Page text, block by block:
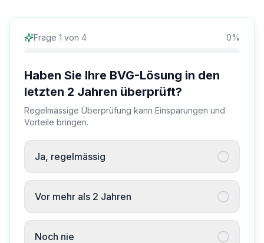
Frage 1 von 4 0%
Haben Sie Ihre BVG-Lösung in den
letzten 2 Jahren überprüft?
Regelmässige Überprüfung kann Einsparungen und
Vorteile bringen.
Ja, regelmässig
Vor mehr als 2 Jahren
Noch nie